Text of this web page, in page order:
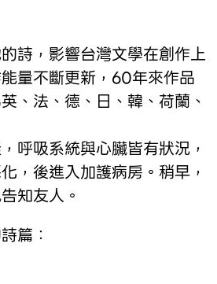
詩，影響台灣文學在創作上
量不斷更新，60年來作品
、法、德、日、韓、荷蘭、
呼吸系統與心臟皆有狀況，
，後進入加護病房。稍早，
知友人。
篇：